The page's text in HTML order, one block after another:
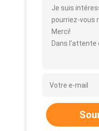
Je suis
pourriez-vous
Merci!
Dans l'attente